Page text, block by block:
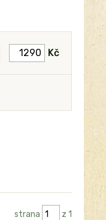
Kč
strana z 1